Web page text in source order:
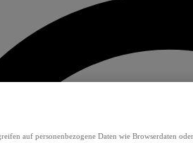
auf personenbezogene Daten wie Browserdaten